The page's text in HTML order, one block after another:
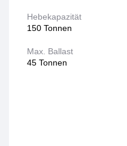
Hebekapazität
150 Tonnen
Max. Ballast
45 Tonnen